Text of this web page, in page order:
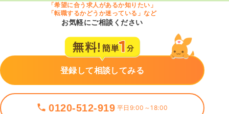
「希望に合う求人があるか知りたい」
「転職するかどうか迷っている」など
お気軽にご相談ください
登録して相談してみる
0120-512-919 平日9:00～18:00